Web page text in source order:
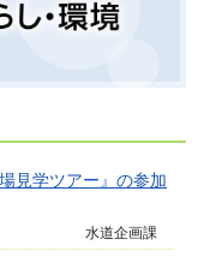
見学ツアー』の参加
水道企画課